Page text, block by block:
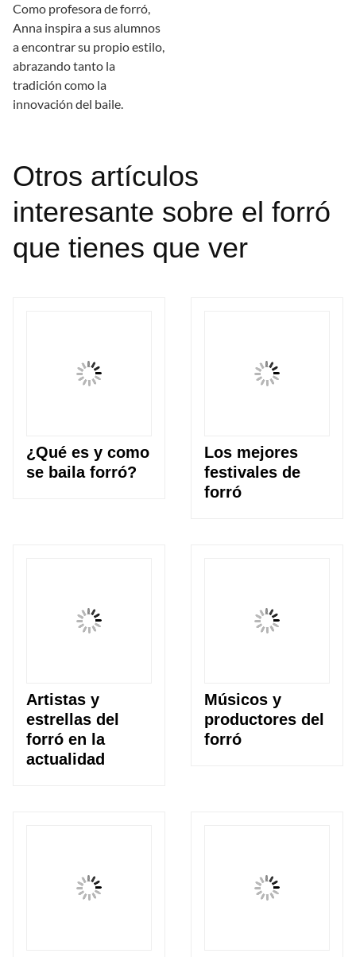
Como profesora de forró,
Anna inspira a sus alumnos
a encontrar su propio estilo,
abrazando tanto la
tradición como la
innovación del baile.
Otros artículos
interesante sobre el forró
que tienes que ver
¿Qué es y como
se baila forró?
Los mejores
festivales de
forró
Artistas y
estrellas del
forró en la
actualidad
Músicos y
productores del
forró